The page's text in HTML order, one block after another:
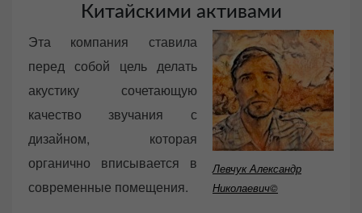
Китайскими активами
Левчук Александр
Николаевич©
Эта компания ставила
перед собой цель делать
акустику сочетающую
качество звучания с
дизайном, которая
органично вписывается в
современные помещения.